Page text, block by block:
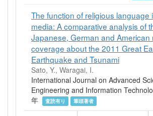
The function of religious language
media: A comparative analysis of
Japanese, German and American
coverage about the 2011 Great
Earthquake and Tsunami
Sato, Y., Waragai, I.
International Journal on Advanced
Engineering and Information
年
査読有り 筆頭著者